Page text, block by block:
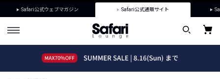
Safari公式ウェブマガジン Safari公式通販サイト